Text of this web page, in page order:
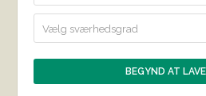
Vælg sværhedsgrad